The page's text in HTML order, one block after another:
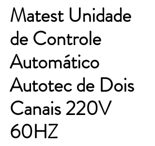
Matest Unidade
de Controle
Automático
Autotec de Dois
Canais 220V
60HZ